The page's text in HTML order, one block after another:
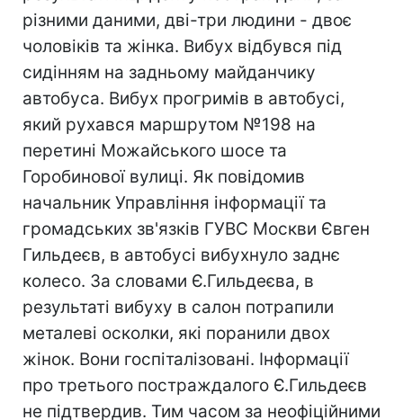
різними даними, дві-три людини - двоє
чоловіків та жінка. Вибух відбувся під
сидінням на задньому майданчику
автобуса. Вибух прогримів в автобусі,
який рухався маршрутом №198 на
перетині Можайського шосе та
Горобинової вулиці. Як повідомив
начальник Управління інформації та
громадських зв'язків ГУВС Москви Євген
Гильдеєв, в автобусі вибухнуло заднє
колесо. За словами Є.Гильдеєва, в
результаті вибуху в салон потрапили
металеві осколки, які поранили двох
жінок. Вони госпіталізовані. Інформації
про третього постраждалого Є.Гильдеєв
не підтвердив. Тим часом за неофіційними